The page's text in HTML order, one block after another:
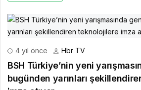
4 yıl önce Hbr TV
BSH Türkiye’nin yeni
bugünden yarınları